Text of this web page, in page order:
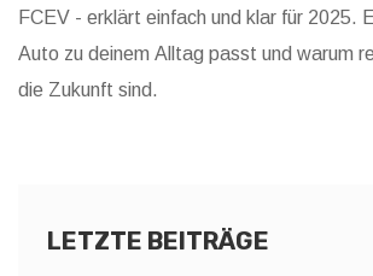
FCEV - erklärt einfach und klar für 2025.
Auto zu deinem Alltag passt und warum
die Zukunft sind.
LETZTE BEITRÄGE